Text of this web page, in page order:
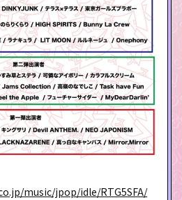
music/jpop/idle/RTG5SFA/